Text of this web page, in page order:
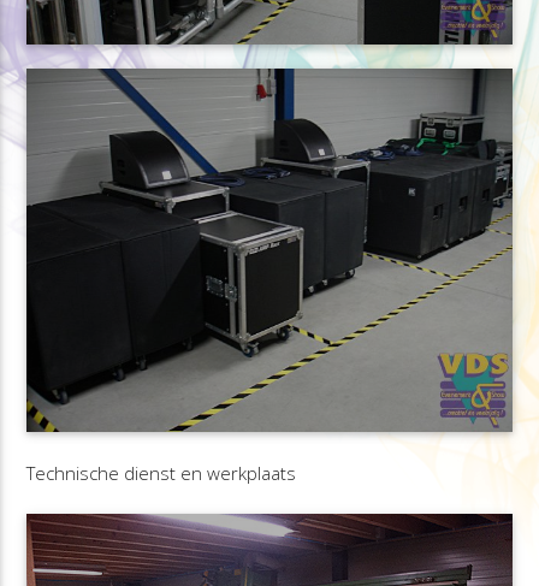
Technische dienst en werkplaats